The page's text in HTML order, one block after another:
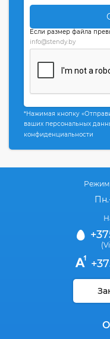
Если размер файла
info@stendy.by
*Нажимая кнопку
ваших персональных
конфиденциальности
Режим